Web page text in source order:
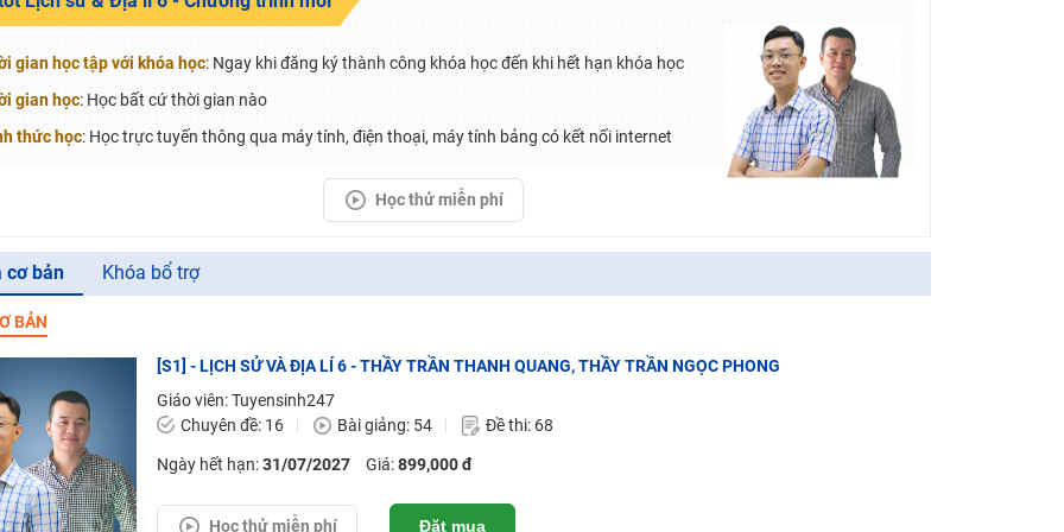
(Từ 16-18/07/2025)
2018
lai!
gian học tập với khóa học: Ngay khi đăng ký thành công khóa học đến khi hết hạn khóa học
gian học: Học bất cứ thời gian nào
thức học: Học trực tuyến thông qua máy tính, điện thoại, máy tính bảng có kết nối internet
Học thử miễn phí
cơ bản Khóa bổ trợ
BẢN
[S1] - LỊCH SỬ VÀ ĐỊA LÍ 6 - THẦY TRẦN THANH QUANG, THẦY TRẦN NGỌC PHONG
Giáo viên: Tuyensinh247
Chuyên đề: 16
Bài giảng: 54 Đề thi: 68
Ngày hết hạn:31/07/2027 Giá:899,000 đ
Học thử miễn phí Đặt mua